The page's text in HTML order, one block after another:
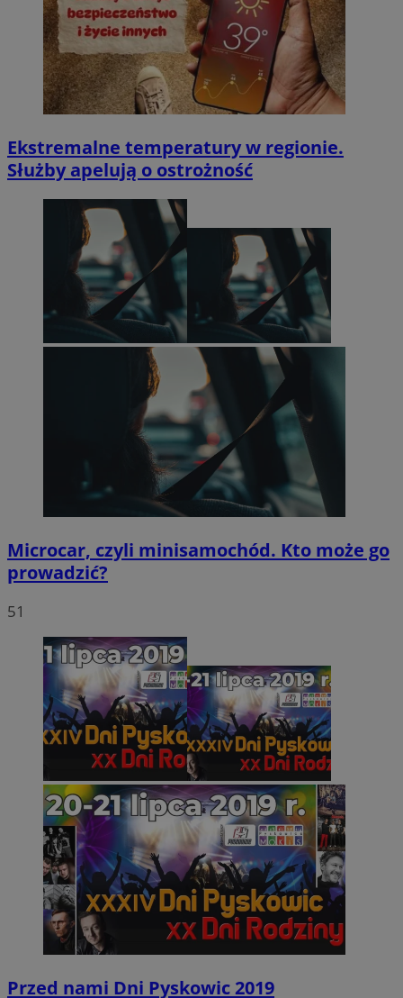
Ekstremalne temperatury w regionie.
Służby apelują o ostrożność
Microcar, czyli minisamochód. Kto może go
prowadzić?
51
Przed nami Dni Pyskowic 2019